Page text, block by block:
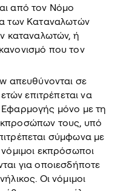
από τον Νόμο
των Καταναλωτών
καταναλωτών, ή
που τον
απευθύνονται σε
επιτρέπεται να
μόνο με τη
τους, υπό
σύμφωνα με
εκπρόσωποι
για οποιεσδήποτε
Οι νόμιμοι